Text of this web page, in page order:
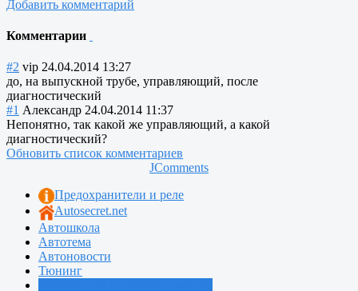
Добавить комментарий
Комментарии
#2 vip 24.04.2014 13:27
до, на выпускной трубе, управляющий, после
диагностический
#1 Александр 24.04.2014 11:37
Непонятно, так какой же управляющий, а какой
диагностический?
Обновить список комментариев
JComments
Предохранители и реле
Autosecret.net
Автошкола
Автотема
Автоновости
Тюнинг